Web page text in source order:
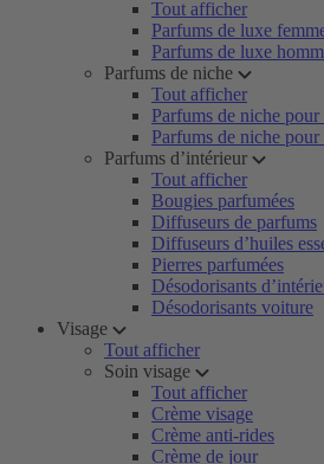
Tout afficher
Parfums de luxe
Parfums de luxe
Parfums de niche
Tout afficher
Parfums de niche pour
Parfums de niche pour
Parfums d’intérieur
Tout afficher
Bougies parfumées
Diffuseurs de parfums
Diffuseurs d’huiles
Pierres parfumées
Désodorisants
Désodorisants voiture
Visage
Tout afficher
Soin visage
Tout afficher
Crème visage
Crème anti-rides
Crème de jour